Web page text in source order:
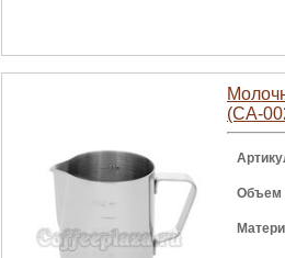
(CA-
Объем